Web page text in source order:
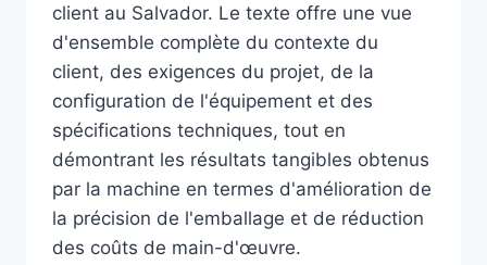
client au Salvador. Le texte offre une vue
d'ensemble complète du contexte du
client, des exigences du projet, de la
configuration de l'équipement et des
spécifications techniques, tout en
démontrant les résultats tangibles obtenus
par la machine en termes d'amélioration de
la précision de l'emballage et de réduction
des coûts de main-d'œuvre.